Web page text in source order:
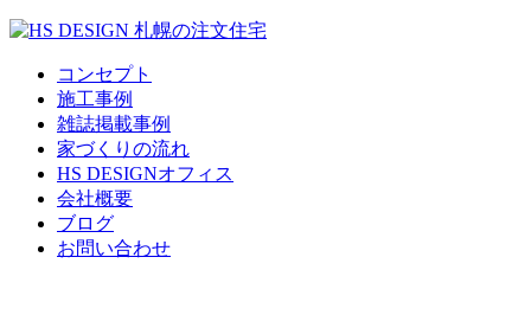
コンセプト
施工事例
雑誌掲載事例
家づくりの流れ
HS DESIGNオフィス
会社概要
ブログ
お問い合わせ